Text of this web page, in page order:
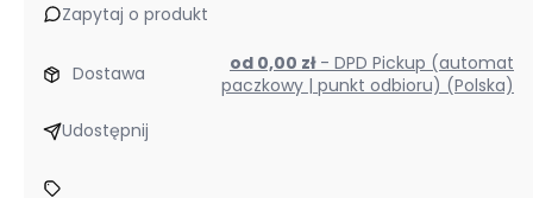
Zapytaj o produkt
Dostawa od 0,00 zł - DPD Pickup (automat
paczkowy | punkt odbioru) (Polska)
Udostępnij